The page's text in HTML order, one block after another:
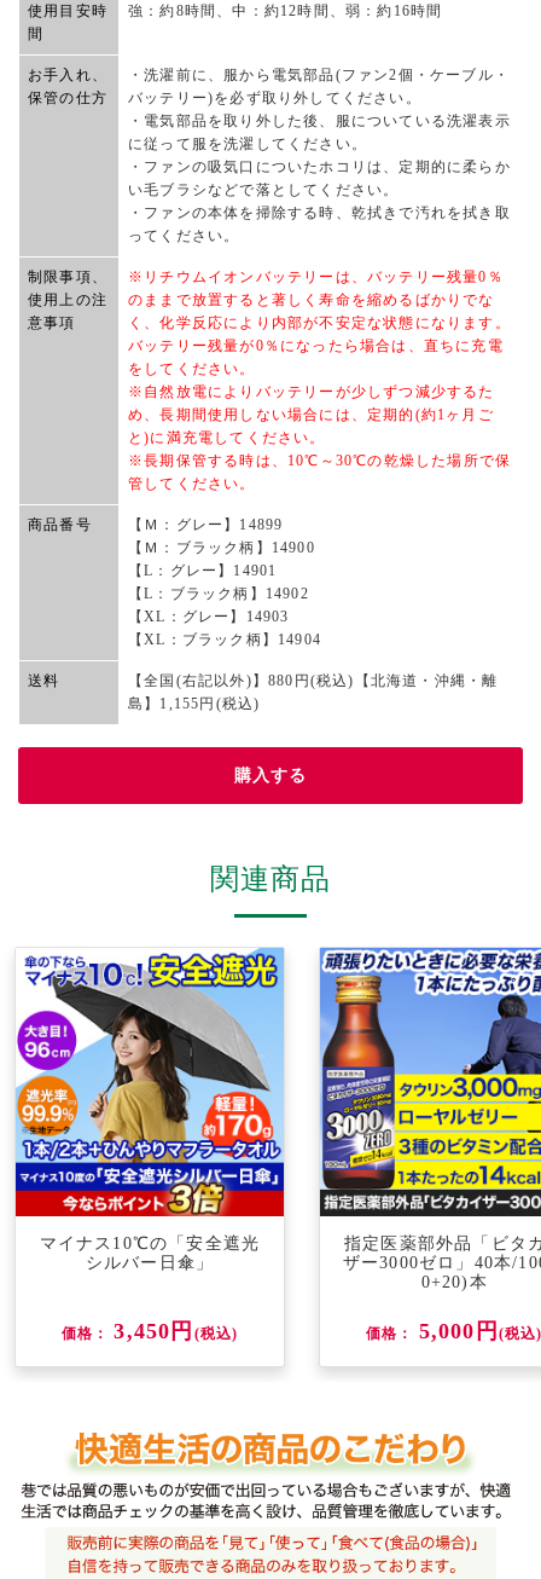
使用目安時
間
強：約8時間、中：約12時間、弱：約16時間
お手入れ、
保管の仕方
・洗濯前に、服から電気部品(ファン2個・ケーブル・
バッテリー)を必ず取り外してください。
・電気部品を取り外した後、服についている洗濯表示
に従って服を洗濯してください。
・ファンの吸気口についたホコリは、定期的に柔らか
い毛ブラシなどで落としてください。
・ファンの本体を掃除する時、乾拭きで汚れを拭き取
ってください。
制限事項、
使用上の注
意事項
※リチウムイオンバッテリーは、バッテリー残量0％
のままで放置すると著しく寿命を縮めるばかりでな
く、化学反応により内部が不安定な状態になります。
バッテリー残量が0％になったら場合は、直ちに充電
をしてください。
※自然放電によりバッテリーが少しずつ減少するた
め、長期間使用しない場合には、定期的(約1ヶ月ご
と)に満充電してください。
※長期保管する時は、10℃～30℃の乾燥した場所で保
管してください。
商品番号
【Ｍ：グレー】14899
【Ｍ：ブラック柄】14900
【L：グレー】14901
【L：ブラック柄】14902
【XL：グレー】14903
【XL：ブラック柄】14904
送料
【全国(右記以外)】880円(税込)【北海道・沖縄・離
島】1,155円(税込)
購入する
関連商品
マイナス10℃の「安全遮光
シルバー日傘」
価格： 3,450円 (税込)
指定医薬部外品「ビタ
ザー3000ゼロ」40本/
0+20)本
価格： 5,000円 (税込